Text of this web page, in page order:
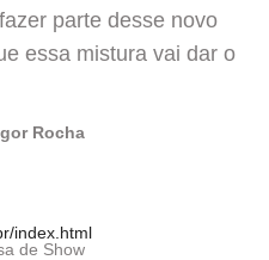
parte desse novo
essa mistura vai dar o
Rocha
index.html
de Show